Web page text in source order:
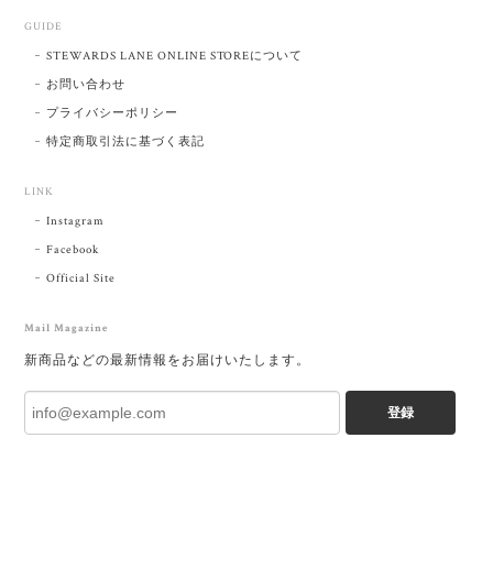
GUIDE
STEWARDS LANE ONLINE STOREについて
お問い合わせ
プライバシーポリシー
特定商取引法に基づく表記
LINK
Instagram
Facebook
Official Site
Mail Magazine
新商品などの最新情報をお届けいたします。
登録